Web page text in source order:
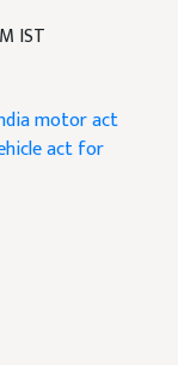
IST
motor act
act for